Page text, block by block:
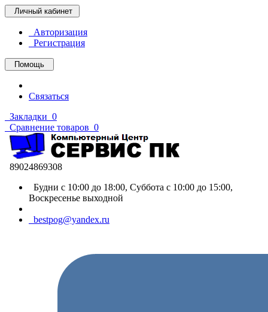
Личный кабинет
Авторизация
Регистрация
Помощь
Связаться
Закладки 0
Сравнение товаров 0
89024869308
Будни с 10:00 до 18:00, Суббота с 10:00 до 15:00,
Воскресенье выходной
bestpog@yandex.ru